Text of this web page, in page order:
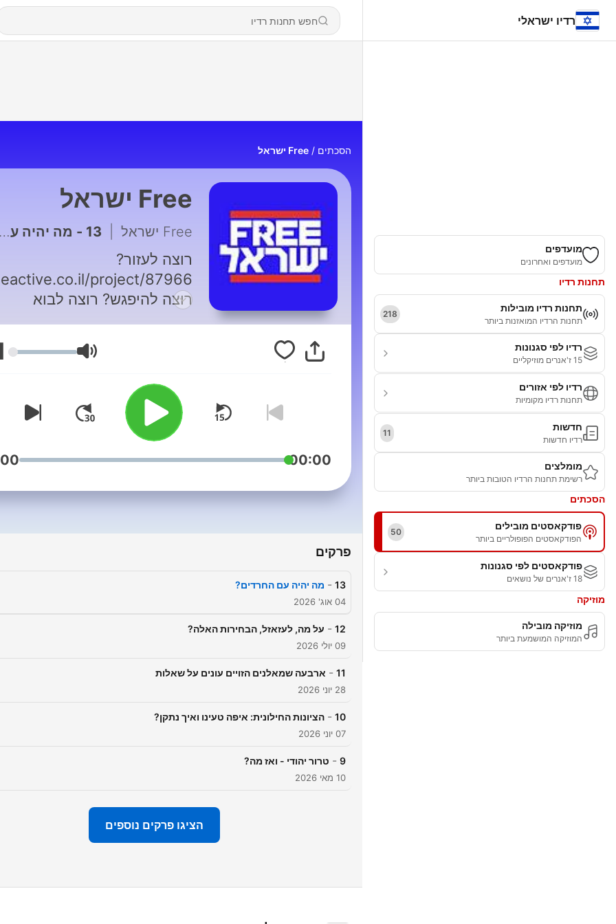
רדיו ישראלי
מועדפים
מועדפים ואחרונים
תחנות רדיו
תחנות רדיו מובילות
תחנות הרדיו המואזנות ביותר
218
רדיו לפי סגנונות
15 ז'אנרים מוזיקליים
רדיו לפי אזורים
תחנות רדיו מקומיות
חדשות
רדיו חדשות
11
מומלצים
רשימת תחנות הרדיו הטובות ביותר
הסכתים
פודקאסטים מובילים
הפודקאסטים הפופולריים ביותר
50
פודקאסטים לפי סגנונות
18 ז'אנרים של נושאים
מוזיקה
מוזיקה מובילה
המוזיקה המושמעת ביותר
הסכתים Free ישראל
Free ישראל
Free ישראל 13 - מה יהיה עם החרדים?‏
רוצה לעזור?
project/87966
רוצה להיפגש? רוצה לבוא
https://schleien.online
עוצמת שמע
00:00
פרקים
13
- מה יהיה עם החרדים?‏
04 אוג' 2026
12
- ‏‫על מה, לעזאזל, הבחירות האלה?‬‏
09 יולי 2026
11
- ארבעה שמאלנים הזויים עונים על שאלות
28 יוני 2026
10
- הציונות החילונית: איפה טעינו ואיך נתקן?‏
07 יוני 2026
9
- טרור יהודי - ואז מה?‏
10 מאי 2026
הציגו פרקים נוספים